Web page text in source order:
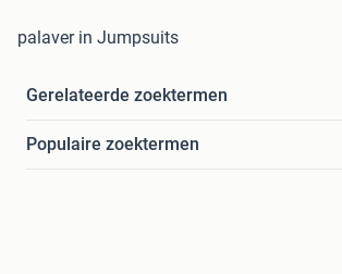
palaver in Jumpsuits
Gerelateerde zoektermen
Populaire zoektermen